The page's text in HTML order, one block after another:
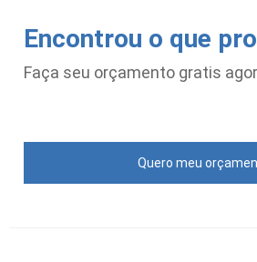
Encontrou o que
Faça seu orçamento gratis
Quero meu